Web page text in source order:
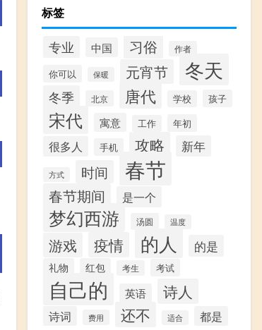
标签
专业 中国 习俗 作者
你可以 保暖 元宵节 冬天
冬季 北京 唐代 学校 孩子
宋代 寓意 工作 年初
很多人 手机 攻略 新年
方式 时间 春节
春节期间 是一个
梦幻西游 汤圆 温度
游戏 疫情 的人 的是
礼物 红包 考生 考试
自己的 英语 诗人
诗词 费用 还不 适合 都是